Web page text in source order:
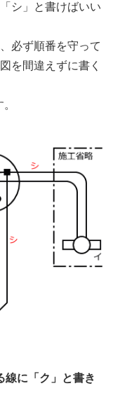
シ」と書けばいい
必ず順番を守って
を間違えずに書く
に「ク」と書き